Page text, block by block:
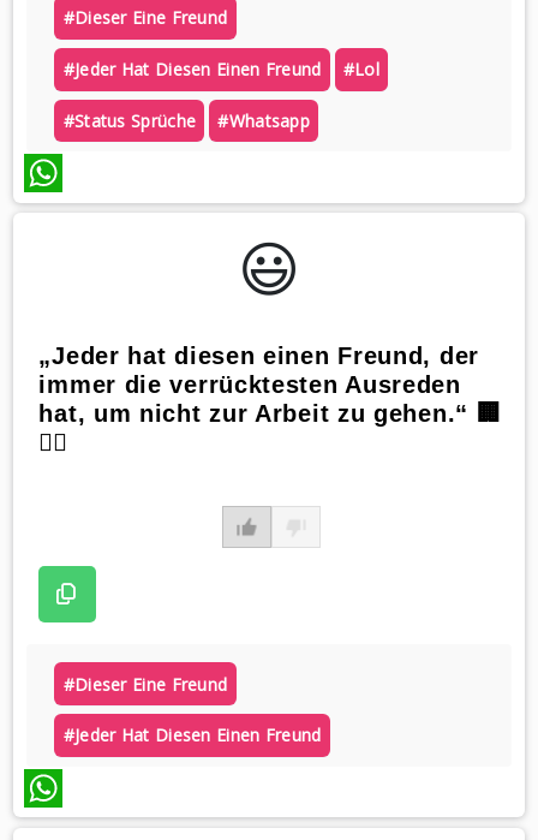
#dieser Eine Freund
#jeder Hat Diesen Einen Freund #lol
#status Sprüche #whatsapp
WhatsApp
😃️
„Jeder hat diesen einen Freund, der
immer die verrücktesten Ausreden
hat, um nicht zur Arbeit zu gehen.“ 🏢
🤷‍♂️
#dieser Eine Freund
#jeder Hat Diesen Einen Freund
WhatsApp